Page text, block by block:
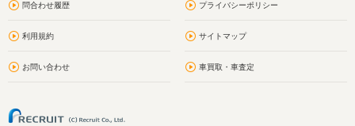
問合わせ履歴 プライバシーポリシー
利用規約 サイトマップ
お問い合わせ 車買取・車査定